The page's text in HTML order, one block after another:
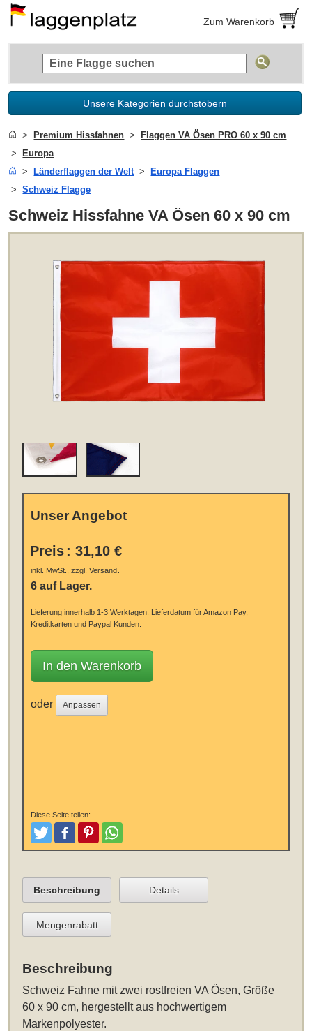
Zum Warenkorb
Unsere Kategorien durchstöbern
Premium Hissfahnen
Flaggen VA Ösen PRO 60 x 90 cm
Europa
Länderflaggen der Welt
Europa Flaggen
Schweiz Flagge
Schweiz Hissfahne VA Ösen 60 x 90 cm
Unser Angebot
Preis : 31,10 €
inkl. MwSt., zzgl. Versand.
6 auf Lager.
Lieferung innerhalb 1-3 Werktagen. Lieferdatum für Amazon Pay,
Kreditkarten und Paypal Kunden:
In den Warenkorb
oder Anpassen
Diese Seite teilen:
TweetenPostenPinterestTeilen
Beschreibung Details
Mengenrabatt
Beschreibung
Schweiz Fahne mit zwei rostfreien VA Ösen, Größe
60 x 90 cm, hergestellt aus hochwertigem
Markenpolyester.